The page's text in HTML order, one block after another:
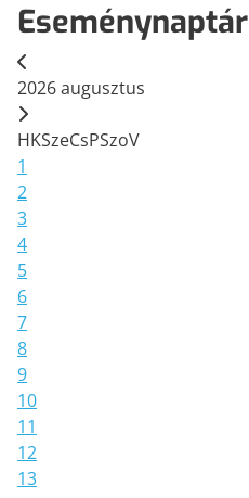
Eseménynaptár
2026augusztus
HKSzeCsPSzoV
1
2
3
4
5
6
7
8
9
10
11
12
13